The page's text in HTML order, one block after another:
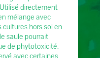
directement
mélange avec
hors sol en
saule pourrait
de phytotoxicité.